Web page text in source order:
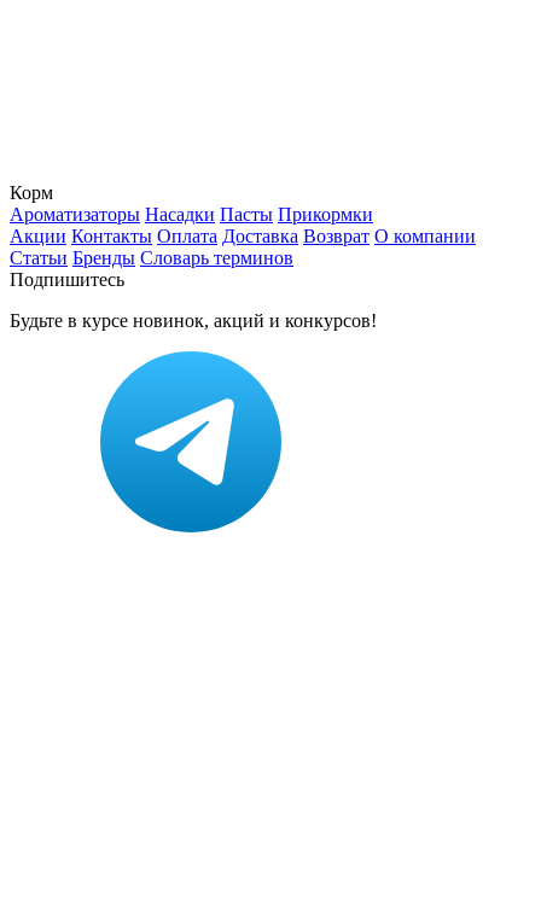
Корм
Ароматизаторы Насадки Пасты Прикормки
Акции Контакты Оплата Доставка Возврат О компании
Статьи Бренды Словарь терминов
Подпишитесь
Будьте в курсе новинок, акций и конкурсов!